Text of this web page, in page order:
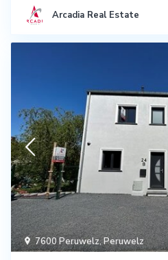
Arcadia Real Estate
7600 Peruwelz,Peruwelz